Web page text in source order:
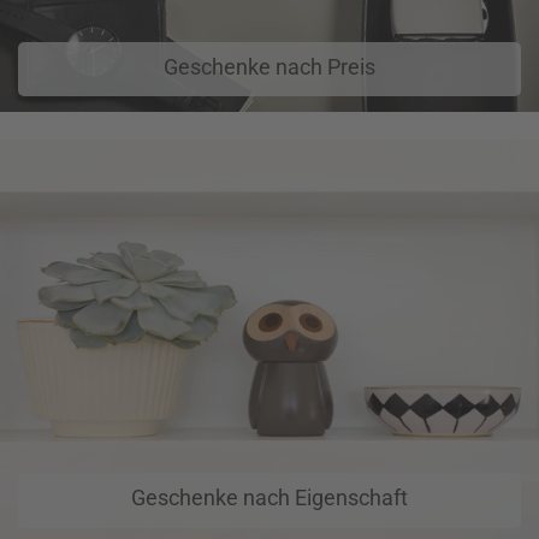
Geschenke nach Preis
Geschenke nach Eigenschaft